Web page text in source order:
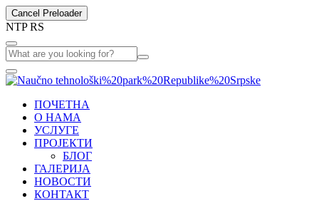
Cancel Preloader
NTP RS
ПОЧЕТНА
О НАМА
УСЛУГЕ
ПРОЈЕКТИ
БЛОГ
ГАЛЕРИЈА
НОВОСТИ
КОНТАКТ